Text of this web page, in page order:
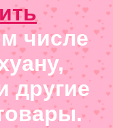
числе
другие